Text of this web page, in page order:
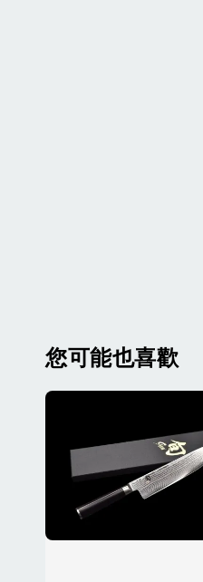
您可能也喜歡